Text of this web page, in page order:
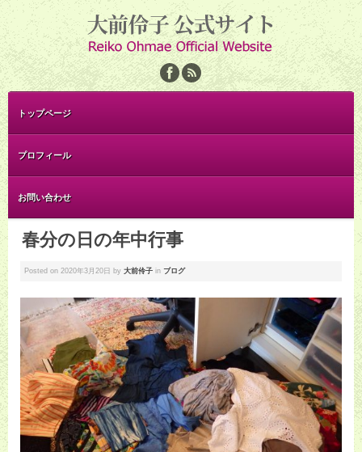
トップページ
プロフィール
お問い合わせ
春分の日の年中行事
Posted on 2020年3月20日 by 大前伶子 in ブログ